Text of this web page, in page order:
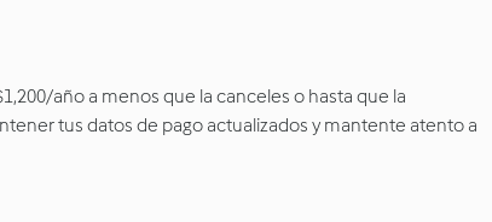
año a menos que la canceles o hasta que la
tus datos de pago actualizados y mantente atento a